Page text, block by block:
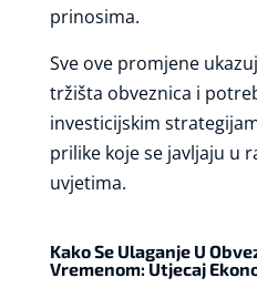
prinosima.
Sve ove promjene
tržišta obveznica i
investicijskim
prilike koje se javljaju u
uvjetima.
Kako Se Ulaganje U
Vremenom: Utjecaj